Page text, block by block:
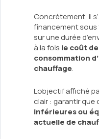
Concrètement, il
financement sous
sur une durée
à la fois le coût
consommation
chauffage.
L’objectif affiché
clair : garantir
inférieures ou
actuelle de